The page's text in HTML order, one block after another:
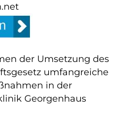
der Umsetzung des
umfangreiche
in der
Georgenhaus